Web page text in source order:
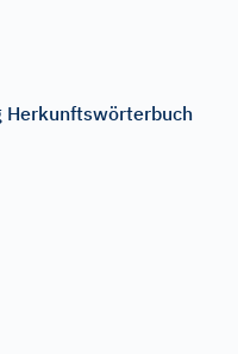
Herkunftswörterbuch